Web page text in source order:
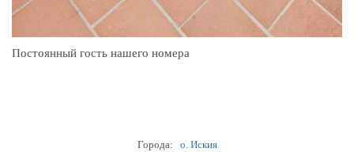
Постоянный гость нашего номера
Города:
о. Иския